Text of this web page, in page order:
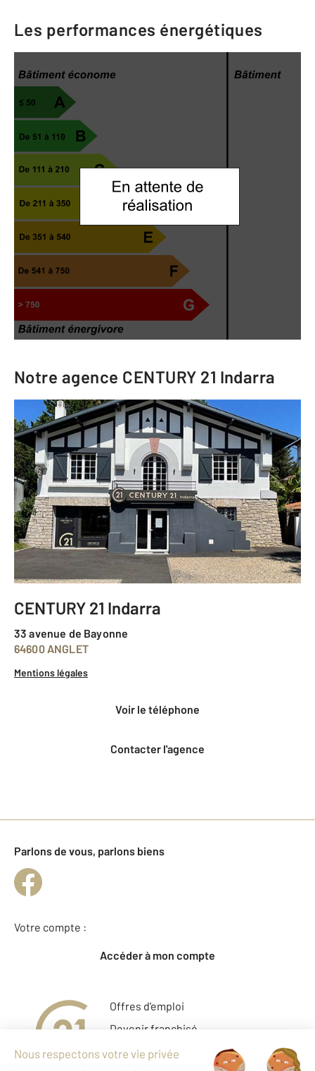
Les performances énergétiques
Notre agence CENTURY 21 Indarra
CENTURY 21 Indarra
33 avenue de Bayonne
64600 ANGLET
Mentions légales
voir le téléphone
Contacter l'agence
Parlons de vous, parlons biens
Votre compte :
Accéder à mon compte
Offres d'emploi
Devenir franchisé
Entreprise et commerce